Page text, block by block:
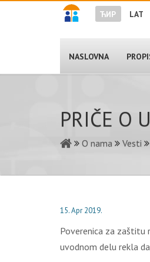
ЋИР LAT
NASLOVNA
PRIČE O
O nama Vesti
15. Apr 2019.
Poverenica za zaštitu
uvodnom delu rekla